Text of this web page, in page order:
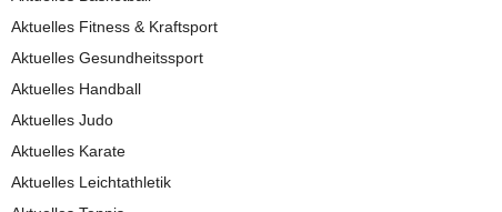
Aktuelles Fitness & Kraftsport
Aktuelles Gesundheitssport
Aktuelles Handball
Aktuelles Judo
Aktuelles Karate
Aktuelles Leichtathletik